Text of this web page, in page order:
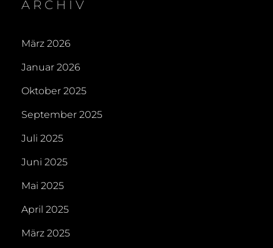
ARCHIV
März 2026
Januar 2026
Oktober 2025
September 2025
Juli 2025
Juni 2025
Mai 2025
April 2025
März 2025